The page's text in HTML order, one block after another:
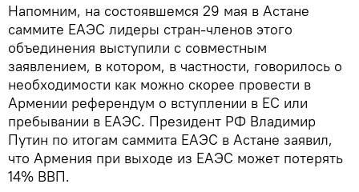
Напомним, на состоявшемся 29 мая в Астане
саммите ЕАЭС лидеры стран-членов этого
объединения выступили с совместным
заявлением, в котором, в частности, говорилось о
необходимости как можно скорее провести в
Армении референдум о вступлении в ЕС или
пребывании в ЕАЭС. Президент РФ Владимир
Путин по итогам саммита ЕАЭС в Астане заявил,
что Армения при выходе из ЕАЭС может потерять
14% ВВП.